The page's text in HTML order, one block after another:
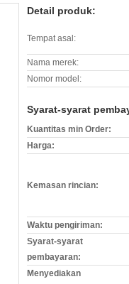
Detail produk:
Tempat asal:
Nama merek:
Nomor model:
Syarat-syarat
Kuantitas min Order:
Harga:
Kemasan rincian:
Waktu pengiriman:
Syarat-syarat
pembayaran:
Menyediakan